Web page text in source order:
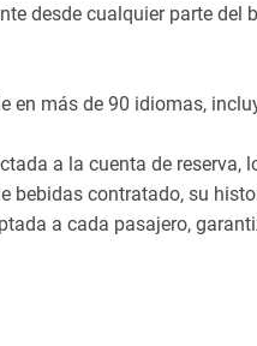
desde cualquier parte
en más de 90 idiomas,
a la cuenta de
bebidas contratado, su
a cada pasajero,